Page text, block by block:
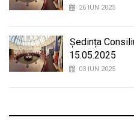
26 IUN 2025
Ședința
15.05.2025
03 IUN 2025